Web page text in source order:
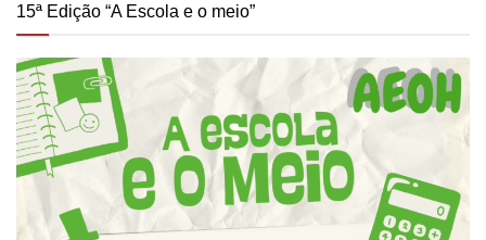
15ª Edição “A Escola e o meio”